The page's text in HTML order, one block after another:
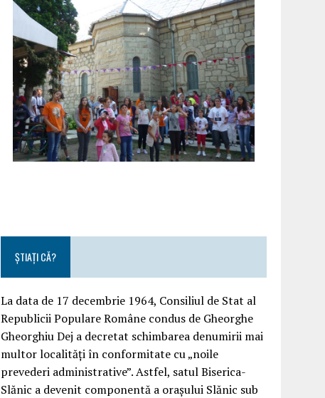
ȘTIAȚI CĂ?
La data de 17 decembrie 1964, Consiliul de Stat al
Republicii Populare Române condus de Gheorghe
Gheorghiu Dej a decretat schimbarea denumirii mai
multor localități în conformitate cu „noile
prevederi administrative”. Astfel, satul Biserica-
Slănic a devenit componentă a orașului Slănic sub